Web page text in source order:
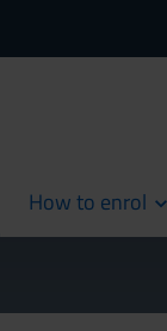
How to enrol